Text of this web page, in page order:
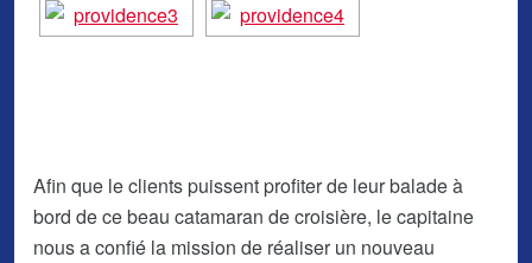
Afin que le clients puissent profiter de leur balade à
bord de ce beau catamaran de croisière, le capitaine
nous a confié la mission de réaliser un nouveau